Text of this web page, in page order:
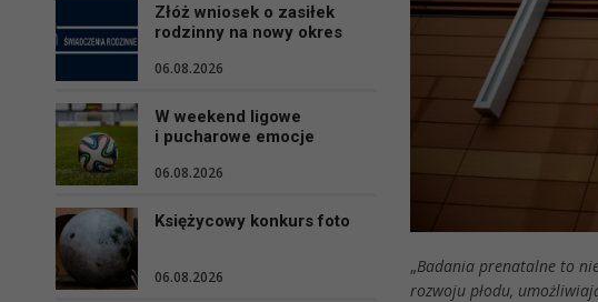
Złóż wniosek o zasiłek
rodzinny na nowy okres
06.08.2026
W weekend ligowe
i pucharowe emocje
06.08.2026
Księżycowy konkurs foto
06.08.2026
„Badania prenatalne to
rozwoju płodu,